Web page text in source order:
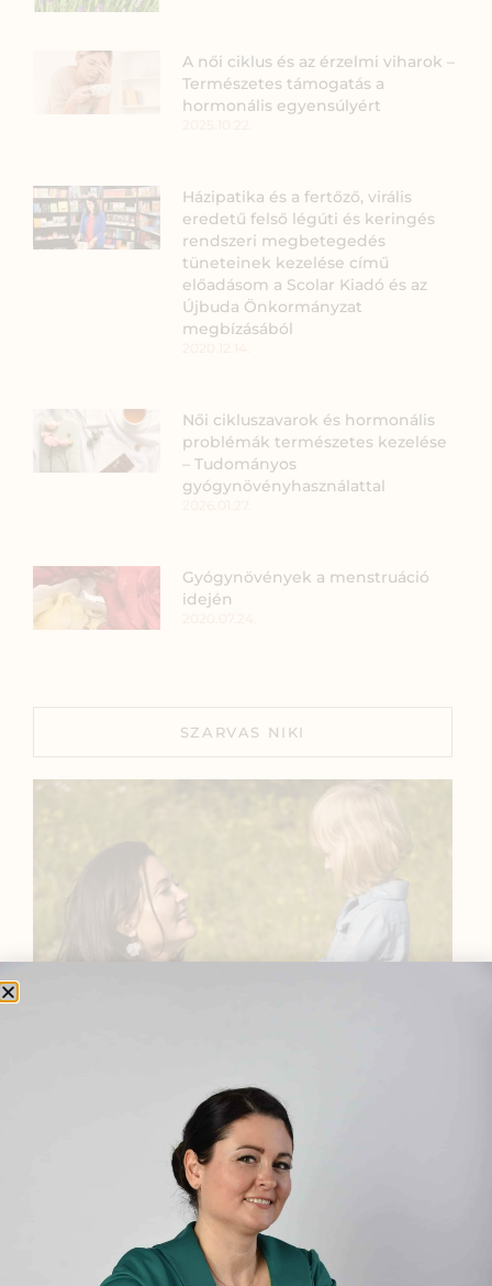
A női ciklus és az érzelmi viharok –
Természetes támogatás a
hormonális egyensúlyért
Házipatika és a fertőző, virális
eredetű felső légúti és keringés
rendszeri megbetegedés
tüneteinek kezelése című
előadásom a Scolar Kiadó és az
Újbuda Önkormányzat
megbízásából
Női cikluszavarok és hormonális
problémák természetes kezelése
– Tudományos
gyógynövényhasználattal
Gyógynövények a menstruáció
idején
SZARVAS NIKI
Sziasztok! Szarvas Niki vagyok, a HerbClinic alapítója,
egészségügyi biomérnök, fitoterapeuta és édesanya.
Küldetésem a gyógynövények hatékony
alkalmazásának oktatása, a gyermekek, a nők és a
férfiak egészségének megőrzése és helyreállítása.